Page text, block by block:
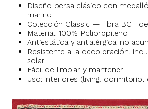
Diseño persa clásico con
marino
Colección Classic — fibra BCF
Material: 100% Polipropileno
Antiestática y antialérgica: no
Resistente a la decoloración,
solar
Fácil de limpiar y mantener
Uso: interiores (living, dormitorio,